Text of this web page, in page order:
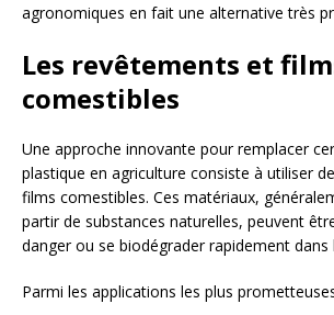
agronomiques en fait une alternative très
Les revêtements et
comestibles
Une approche innovante pour remplacer
plastique en agriculture consiste à utiliser
films comestibles. Ces matériaux,
partir de substances naturelles, peuvent
danger ou se biodégrader rapidement dans
Parmi les applications les plus